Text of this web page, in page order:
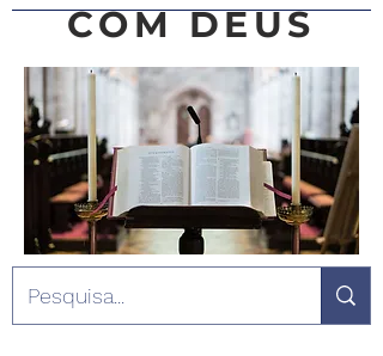
COM DEUS